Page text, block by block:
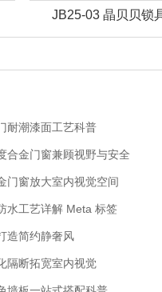
JB25-07 晶贝贝锁
耐潮漆面工艺科普
合金门窗兼顾视野与安全
门窗放大室内视觉空间
水工艺详解 Meta 标签
造简约静奢风
隔断拓宽室内视觉